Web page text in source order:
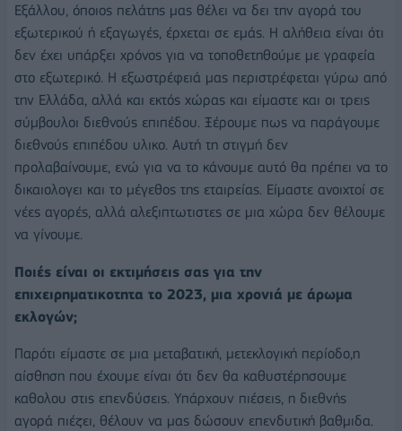
Εξάλλου, όποιος πελάτης μας θέλει να δει την αγορά του
εξωτερικού ή εξαγωγές, έρχεται σε εμάς. Η αλήθεια είναι ότι
δεν έχει υπάρξει χρόνος για να τοποθετηθούμε με γραφεία
στο εξωτερικό. Η εξωστρέφειά μας περιστρέφεται γύρω από
την Ελλάδα, αλλά και εκτός χώρας και είμαστε και οι τρεις
σύμβουλοι διεθνούς επιπέδου. Ξέρουμε πως να παράγουμε
διεθνούς επιπέδου υλικο. Αυτή τη στιγμή δεν
προλαβαίνουμε, ενώ για να το κάνουμε αυτό θα πρέπει να το
δικαιολογει και το μέγεθος της εταιρείας. Είμαστε ανοιχτοί σε
νέες αγορές, αλλά αλεξιπτωτιστες σε μια χώρα δεν θέλουμε
να γίνουμε.
Ποιές είναι οι εκτιμήσεις σας για την
επιχειρηματικοτητα το 2023, μια χρονιά με άρωμα
εκλογών;
Παρότι είμαστε σε μια μεταβατική, μετεκλογική περίοδο,η
αίσθηση που έχουμε είναι ότι δεν θα καθυστέρησουμε
καθολου στις επενδύσεις. Υπάρχουν πιέσεις, η διεθνής
αγορά πιέζει, θέλουν να μας δώσουν επενδυτική βαθμιδα.